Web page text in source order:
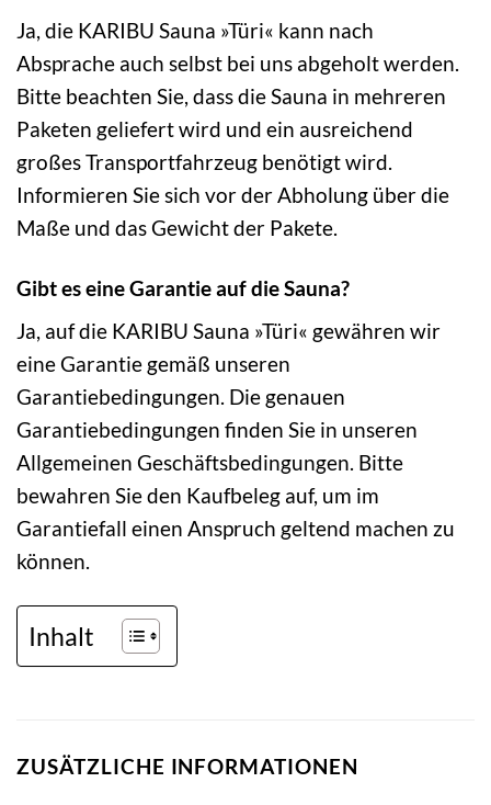
Ja, die KARIBU Sauna »Türi« kann nach
Absprache auch selbst bei uns abgeholt werden.
Bitte beachten Sie, dass die Sauna in mehreren
Paketen geliefert wird und ein ausreichend
großes Transportfahrzeug benötigt wird.
Informieren Sie sich vor der Abholung über die
Maße und das Gewicht der Pakete.
Gibt es eine Garantie auf die Sauna?
Ja, auf die KARIBU Sauna »Türi« gewähren wir
eine Garantie gemäß unseren
Garantiebedingungen. Die genauen
Garantiebedingungen finden Sie in unseren
Allgemeinen Geschäftsbedingungen. Bitte
bewahren Sie den Kaufbeleg auf, um im
Garantiefall einen Anspruch geltend machen zu
können.
Inhalt
ZUSÄTZLICHE INFORMATIONEN